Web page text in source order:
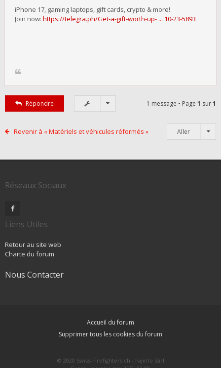
iPhone 17, gaming laptops, gift cards, crypto & more!
Join now: https://telegra.ph/Get-a-gift-worth-up- ... 10-23-5893
Répondre 1 message • Page 1 sur1
Revenir à « Matériels et véhicules réformés » Aller
Réseaux Sociaux
Liens Utiles
Retour au site web
Charte du forum
Nous Contacter
Accueil du forum
Supprimer tous les cookies du forum
© 2020 Swiss-Firefighters.ch - Fajinfo Sàrl